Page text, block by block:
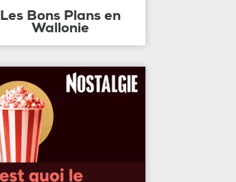
Les Bons Plans en
Wallonie